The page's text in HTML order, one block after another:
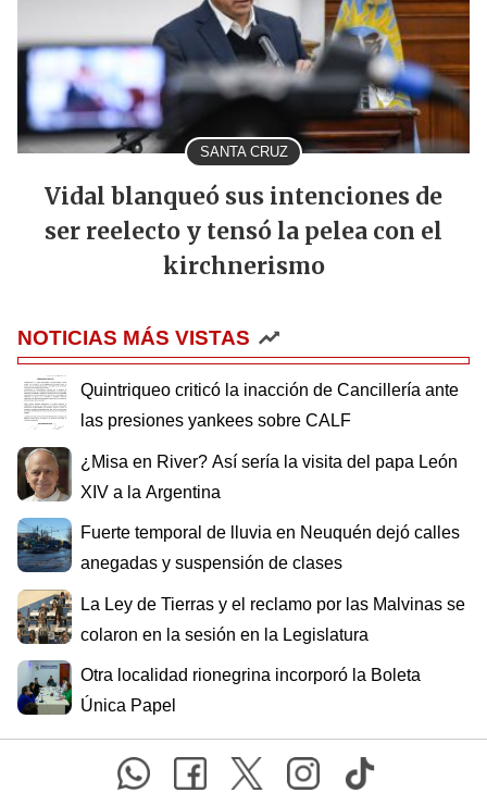
SANTA CRUZ
Vidal blanqueó sus intenciones de
ser reelecto y tensó la pelea con el
kirchnerismo
NOTICIAS MÁS VISTAS
Quintriqueo criticó la inacción de Cancillería ante
las presiones yankees sobre CALF
¿Misa en River? Así sería la visita del papa León
XIV a la Argentina
Fuerte temporal de lluvia en Neuquén dejó calles
anegadas y suspensión de clases
La Ley de Tierras y el reclamo por las Malvinas se
colaron en la sesión en la Legislatura
Otra localidad rionegrina incorporó la Boleta
Única Papel